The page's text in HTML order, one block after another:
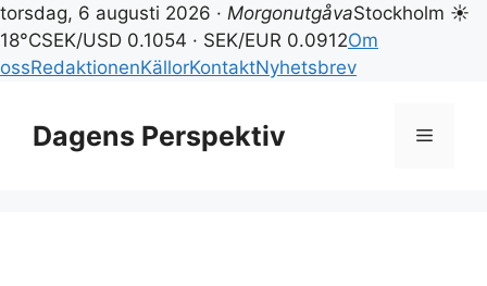
torsdag, 6 augusti 2026 · MorgonutgåvaStockholm ☀
18°CSEK/USD 0.1054 · SEK/EUR 0.0912Om
ossRedaktionenKällorKontaktNyhetsbrev
innehållDagens Perspektiv Meny